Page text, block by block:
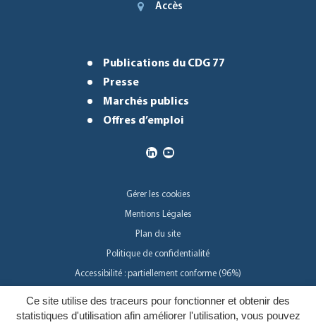
Ce site utilise des traceurs pour fonctionner et obtenir des
statistiques d'utilisation afin améliorer l'utilisation, vous pouvez
Accès
Publications du CDG 77
Presse
Marchés publics
Offres d’emploi
Gérer les cookies
Mentions Légales
Plan du site
Politique de confidentialité
Accessibilité : partiellement conforme (96%)
Inovagora